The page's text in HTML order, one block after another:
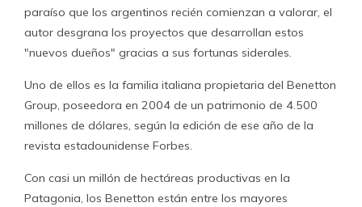
paraíso que los argentinos recién comienzan a valorar, el
autor desgrana los proyectos que desarrollan estos
"nuevos dueños" gracias a sus fortunas siderales.
Uno de ellos es la familia italiana propietaria del Benetton
Group, poseedora en 2004 de un patrimonio de 4.500
millones de dólares, según la edición de ese año de la
revista estadounidense Forbes.
Con casi un millón de hectáreas productivas en la
Patagonia, los Benetton están entre los mayores